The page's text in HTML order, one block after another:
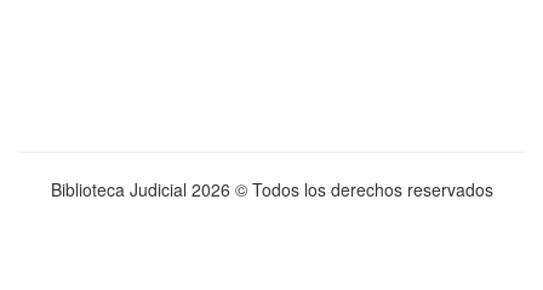
Biblioteca Judicial 2026 © Todos los derechos reservados